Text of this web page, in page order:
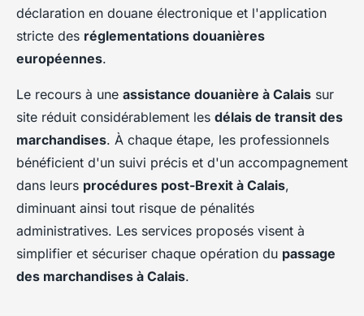
déclaration en douane électronique et l'application
stricte des réglementations douanières
européennes.
Le recours à une assistance douanière à Calais sur
site réduit considérablement les délais de transit des
marchandises. À chaque étape, les professionnels
bénéficient d'un suivi précis et d'un accompagnement
dans leurs procédures post-Brexit à Calais,
diminuant ainsi tout risque de pénalités
administratives. Les services proposés visent à
simplifier et sécuriser chaque opération du passage
des marchandises à Calais.